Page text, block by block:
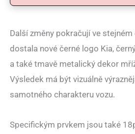
Další změny pokračují ve
dostala nové černé logo Kia,
a také tmavě metalický dekor
Výsledek má být vizuálně
samotného charakteru vozu.
Specifickým prvkem jsou také